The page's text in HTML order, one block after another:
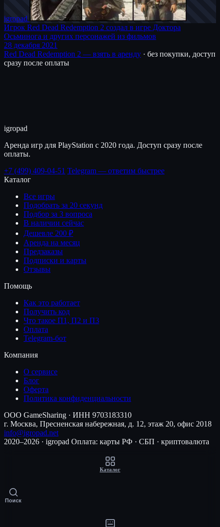
igropad
Игрок Red Dead Redemption 2 создал в игре Доктора
Осьминога и других персонажей из фильмов
28 декабря 2021
Red Dead Redemption 2 — взять в аренду · без покупки, доступ
сразу после оплаты
igropad
Аренда игр для PlayStation с 2020 года. Доступ сразу после
оплаты.
+7 (499) 409-04-51 Telegram — ответим быстрее
Каталог
Все игры
Подобрать за 20 секунд
Подбор за 3 вопроса
В наличии сейчас
Дешевле 200 ₽
Аренда на месяц
Предзаказы
Подписки и карты
Отзывы
Помощь
Как это работает
Получить код
Что такое П1, П2 и П3
Оплата
Telegram-бот
Компания
О сервисе
Блог
Оферта
Политика конфиденциальности
ООО GameSharing · ИНН 9703183310
г. Москва, Пресненская набережная, д. 12, этаж 20, офис 2018
info@igropad.net
2020–2026 · igropad Оплата: карты РФ · СБП · криптовалюта
Каталог
Поиск